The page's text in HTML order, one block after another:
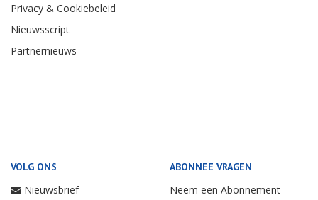
Privacy & Cookiebeleid
Nieuwsscript
Partnernieuws
VOLG ONS
Nieuwsbrief
ABONNEE VRAGEN
Neem een Abonnement